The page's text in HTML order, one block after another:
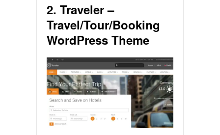
2. Traveler –
Travel/Tour/Booking
WordPress Theme